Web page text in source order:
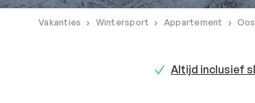
Vakanties Wintersport Appartement
Altijd inclusief